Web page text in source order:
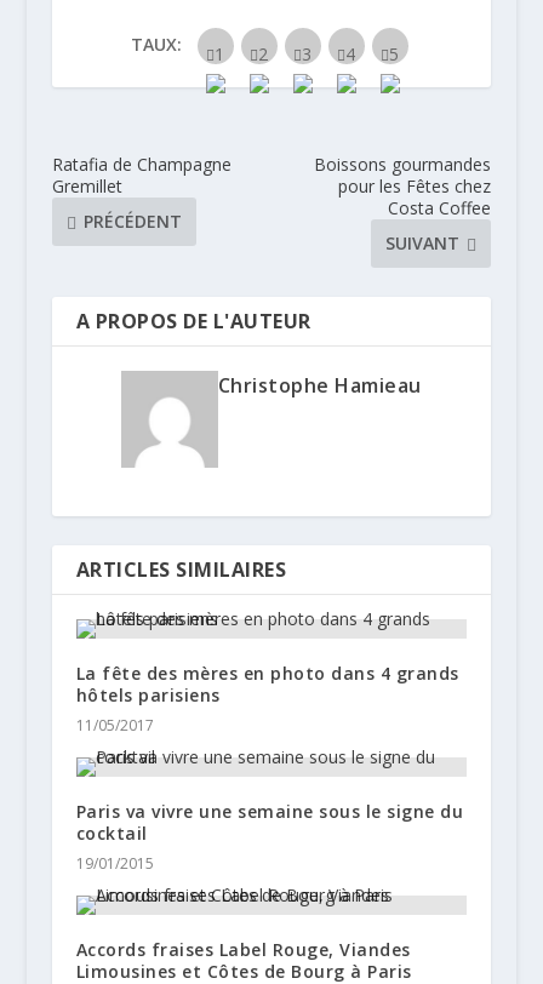
TAUX:
Ratafia de Champagne
Gremillet
PRÉCÉDENT
Boissons gourmandes
pour les Fêtes chez
Costa Coffee
SUIVANT
A PROPOS DE L'AUTEUR
Christophe Hamieau
ARTICLES SIMILAIRES
La fête des mères en photo dans 4 grands
hôtels parisiens
11/05/2017
Paris va vivre une semaine sous le signe du
cocktail
19/01/2015
Accords fraises Label Rouge, Viandes
Limousines et Côtes de Bourg à Paris